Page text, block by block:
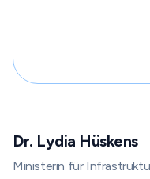
Dr. Lydia Hüskens
Ministerin für